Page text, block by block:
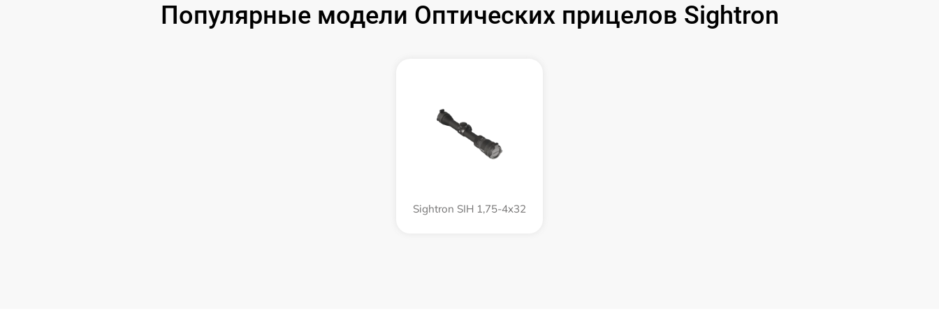
Популярные модели Оптических прицелов Sightron
Sightron SIH 1,75-4x32